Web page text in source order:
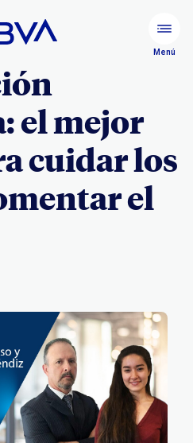
Menú
el mejor
cuidar los
el